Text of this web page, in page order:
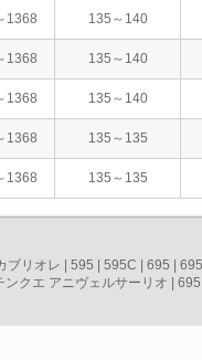
1368 135～140
1368 135～140
1368 135～140
1368 135～135
1368 135～135
ブリオレ 595 595C 695
クエ アニヴェルサーリオ